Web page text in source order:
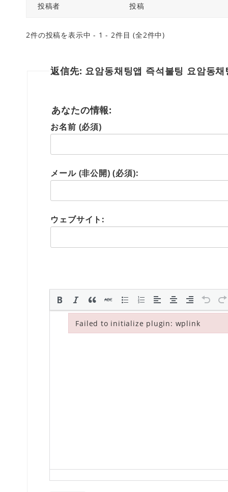
投稿者 投稿
2件の投稿を表示中 - 1 - 2件目 (全2件中)
返信先: 요암동채팅앱 즉석불팅 요암동채
あなたの情報:
お名前 (必須)
メール (非公開) (必須):
ウェブサイト:
Failed to initialize plugin: wplink
Failed to initialize plugin: wplink